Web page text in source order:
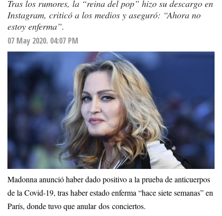
Tras los rumores, la “reina del pop” hizo su descargo en
Instagram, criticó a los medios y aseguró: “Ahora no
estoy enferma”.
07 May 2020. 04:07 PM
Madonna anunció haber dado positivo a la prueba de anticuerpos
de la Covid-19, tras haber estado enferma “hace siete semanas” en
París, donde tuvo que anular dos conciertos.